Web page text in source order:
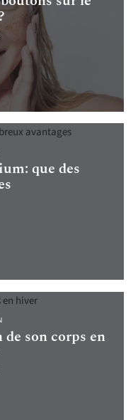
que des
son corps en